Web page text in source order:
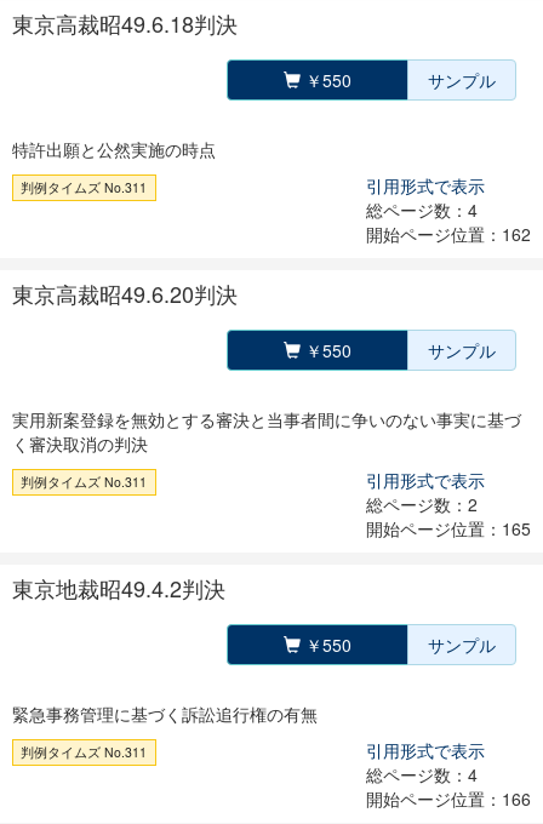
東京高裁昭49.6.18判決
￥550 サンプル
特許出願と公然実施の時点
判例タイムズ No.311
引用形式で表示
総ページ数：4
開始ページ位置：162
東京高裁昭49.6.20判決
￥550 サンプル
実用新案登録を無効とする審決と当事者間に争いのない事実に基づ
く審決取消の判決
判例タイムズ No.311
引用形式で表示
総ページ数：2
開始ページ位置：165
東京地裁昭49.4.2判決
￥550 サンプル
緊急事務管理に基づく訴訟追行権の有無
判例タイムズ No.311
引用形式で表示
総ページ数：4
開始ページ位置：166